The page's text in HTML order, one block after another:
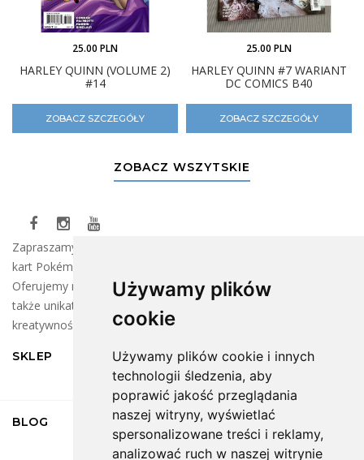
Używamy plików
cookie
Używamy plików cookie i innych
technologii śledzenia, aby
poprawić jakość przeglądania
naszej witryny, wyświetlać
spersonalizowane treści i reklamy,
analizować ruch w naszej witrynie
HARLEY QUINN (VOLUME 2)
#14
25.00 PLN
ZOBACZ SZCZEGÓŁY
HARLEY QUINN #7 WARIANT
DC COMICS B40
25.00 PLN
ZOBACZ SZCZEGÓŁY
ZOBACZ WSZYTSKIE
Zapraszamy do naszego sklepu, gdzie znajdziesz szeroki wybór
kart Pokémon oraz klocków LEGO dla wszystkich fanów!
Oferujemy najnowsze kolekcje kart do wymiany i zbierania, a
także unikatowe zestawy LEGO, które rozbudzą Twoją
kreatywność.
SKLEP
BLOG